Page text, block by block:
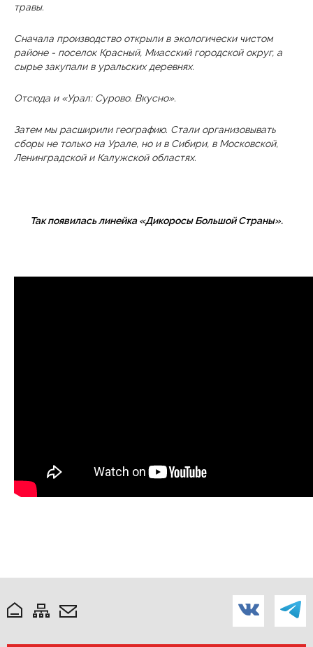
травы.
Сначала производство открыли в экологически чистом
районе - поселок Красный, Миасский городской округ, а
сырье закупали в уральских деревнях.
Отсюда и «Урал: Сурово. Вкусно‎».
Затем мы расширили географию. Стали организовывать
сборы не только на Урале, но и в Сибири, в Московской,
Ленинградской и Калужской областях.
Так появилась линейка«Дикоросы Большой Страны».